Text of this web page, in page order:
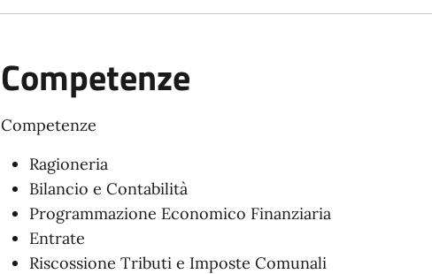
Competenze
Competenze
Ragioneria
Bilancio e Contabilità
Programmazione Economico Finanziaria
Entrate
Riscossione Tributi e Imposte Comunali